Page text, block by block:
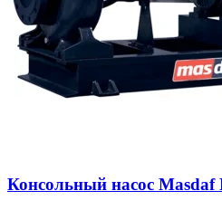
Консольный насос Masdaf